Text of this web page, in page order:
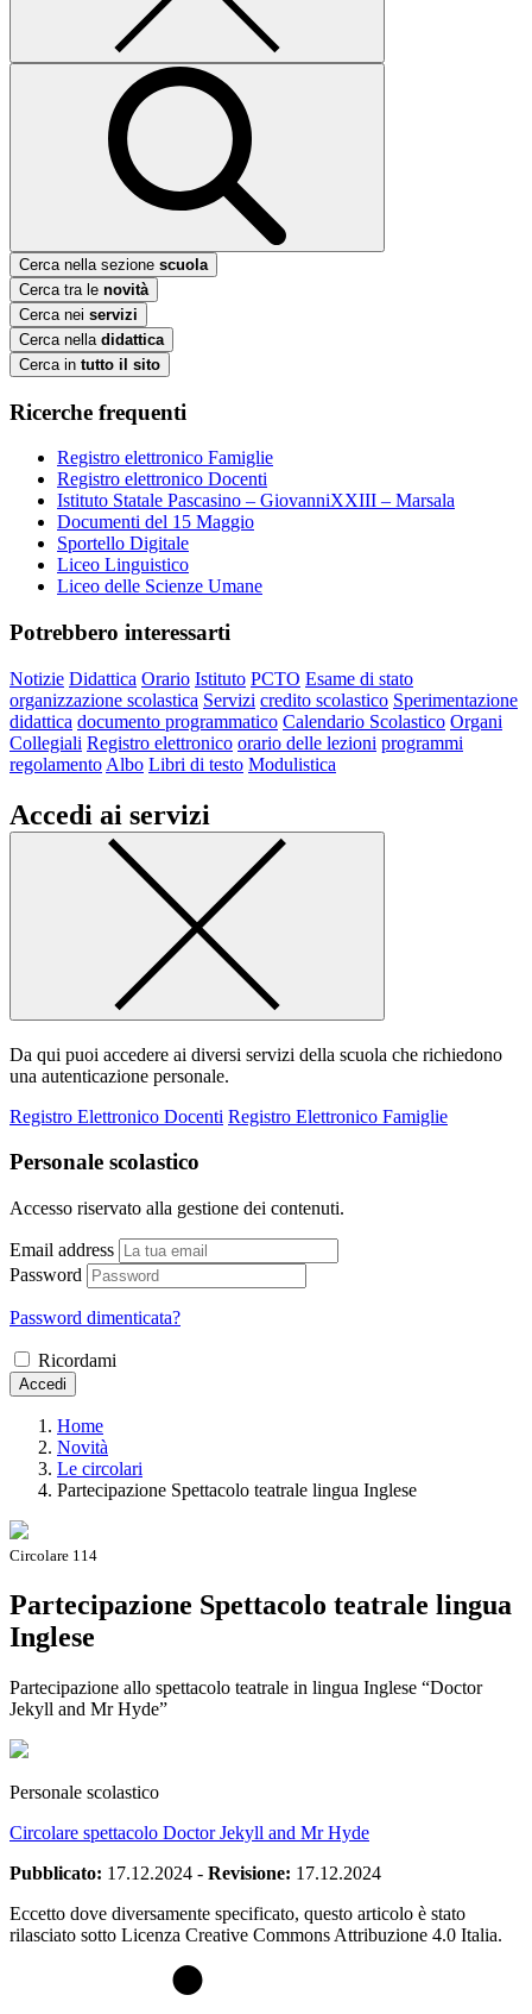
Cerca nella sezione scuola
Cerca tra le novità
Cerca nei servizi
Cerca nella didattica
Cerca in tutto il sito
Ricerche frequenti
Registro elettronico Famiglie
Registro elettronico Docenti
Istituto Statale Pascasino – GiovanniXXIII – Marsala
Documenti del 15 Maggio
Sportello Digitale
Liceo Linguistico
Liceo delle Scienze Umane
Potrebbero interessarti
Notizie Didattica Orario Istituto PCTO Esame di stato
organizzazione scolastica Servizi credito scolastico Sperimentazione
didattica documento programmatico Calendario Scolastico Organi
Collegiali Registro elettronico orario delle lezioni programmi
regolamento Albo Libri di testo Modulistica
Accedi ai servizi
Da qui puoi accedere ai diversi servizi della scuola che richiedono
una autenticazione personale.
Registro Elettronico Docenti Registro Elettronico Famiglie
Personale scolastico
Accesso riservato alla gestione dei contenuti.
Email address
Password
Password dimenticata?
Ricordami
Accedi
Home
Novità
Le circolari
Partecipazione Spettacolo teatrale lingua Inglese
Circolare 114
Partecipazione Spettacolo teatrale lingua
Inglese
Partecipazione allo spettacolo teatrale in lingua Inglese “Doctor
Jekyll and Mr Hyde”
Personale scolastico
Circolare spettacolo Doctor Jekyll and Mr Hyde
Pubblicato: 17.12.2024 - Revisione: 17.12.2024
Eccetto dove diversamente specificato, questo articolo è stato
rilasciato sotto Licenza Creative Commons Attribuzione 4.0 Italia.